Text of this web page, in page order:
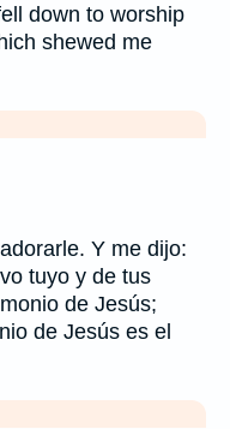
down to worship
shewed me
Y me dijo:
tuyo y de tus
de Jesús;
de Jesús es el